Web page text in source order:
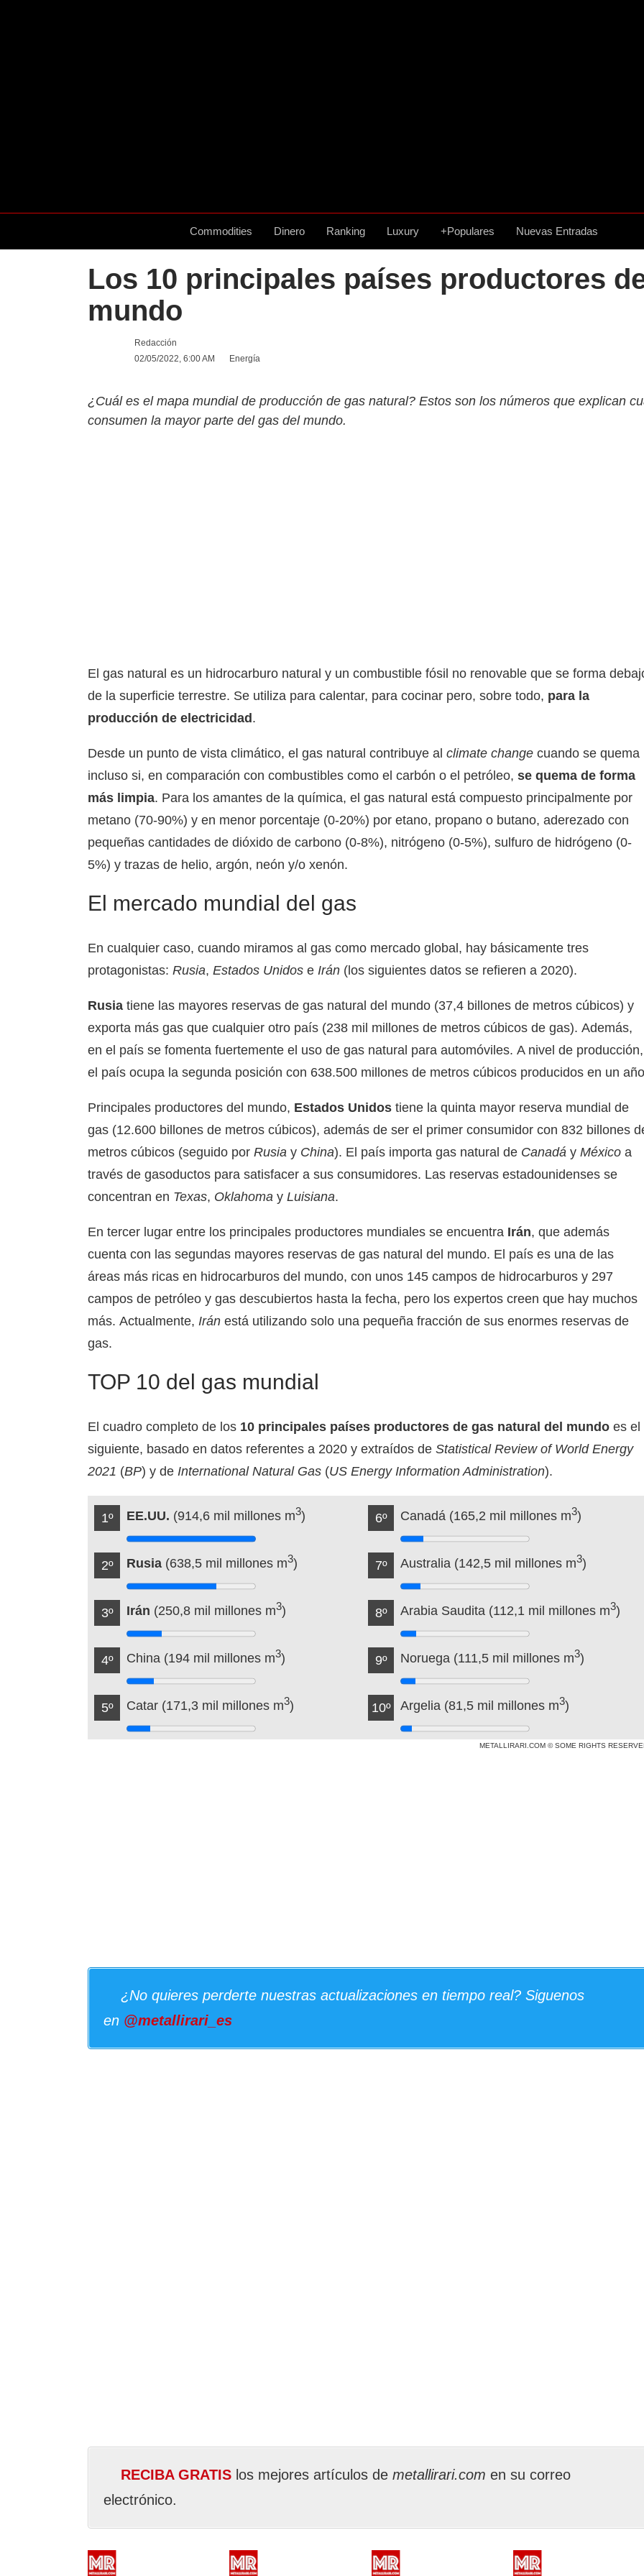
Commodities Dinero Ranking Luxury +Populares Nuevas Entradas
Los 10 principales países productores
mundo
Redacción
02/05/2022, 6:00 AM
Energía
¿Cuál es el mapa mundial de producción de gas natural? Estos son los números que explican
consumen la mayor parte del gas del mundo.
El gas natural es un hidrocarburo natural y un combustible fósil no renovable que se forma
de la superficie terrestre. Se utiliza para calentar, para cocinar pero, sobre todo, para la
producción de electricidad .
Desde un punto de vista climático, el gas natural contribuye al climate change cuando se quema
incluso si, en comparación con combustibles como el carbón o el petróleo, se quema de forma
más limpia. Para los amantes de la química, el gas natural está compuesto principalmente por
metano (70-90%) y en menor porcentaje (0-20%) por etano, propano o butano, aderezado con
pequeñas cantidades de dióxido de carbono (0-8%), nitrógeno (0-5%), sulfuro de hidrógeno (0-
5%) y trazas de helio, argón, neón y/o xenón.
El mercado mundial del gas
En cualquier caso, cuando miramos al gas como mercado global, hay básicamente tres
protagonistas: Rusia, Estados Unidos e Irán (los siguientes datos se refieren a 2020).
Rusia tiene las mayores reservas de gas natural del mundo (37,4 billones de metros cúbicos) y
exporta más gas que cualquier otro país (238 mil millones de metros cúbicos de gas). Además,
en el país se fomenta fuertemente el uso de gas natural para automóviles. A nivel de producción,
el país ocupa la segunda posición con 638.500 millones de metros cúbicos producidos en un
Principales productores del mundo, Estados Unidos tiene la quinta mayor reserva mundial de
gas (12.600 billones de metros cúbicos), además de ser el primer consumidor con 832 billones
metros cúbicos (seguido por Rusia y China). El país importa gas natural de Canadá y México a
través de gasoductos para satisfacer a sus consumidores. Las reservas estadounidenses se
concentran en Texas, Oklahoma y Luisiana.
En tercer lugar entre los principales productores mundiales se encuentra Irán, que además
cuenta con las segundas mayores reservas de gas natural del mundo. El país es una de las
áreas más ricas en hidrocarburos del mundo, con unos 145 campos de hidrocarburos y 297
campos de petróleo y gas descubiertos hasta la fecha, pero los expertos creen que hay muchos
más. Actualmente, Irán está utilizando solo una pequeña fracción de sus enormes reservas de
gas.
TOP 10 del gas mundial
El cuadro completo de los 10 principales países productores de gas natural del mundo es el
siguiente, basado en datos referentes a 2020 y extraídos de Statistical Review of World Energy
2021 (BP) y de International Natural Gas (US Energy Information Administration).
1º EE.UU. (914,6 mil millones m3)
2º Rusia (638,5 mil millones m3)
3º Irán (250,8 mil millones m3)
4º China (194 mil millones m3)
5º Catar (171,3 mil millones m3)
6º Canadá (165,2 mil millones m3)
7º Australia (142,5 mil millones m3)
8º Arabia Saudita (112,1 mil millones m3)
9º Noruega (111,5 mil millones m3)
10º Argelia (81,5 mil millones m3)
METALLIRARI.COM © SOME RIGHTS
¿No quieres perderte nuestras actualizaciones en tiempo real? Siguenos
en @metallirari_es
RECIBA GRATIS los mejores artículos de metallirari.com en su correo
electrónico.